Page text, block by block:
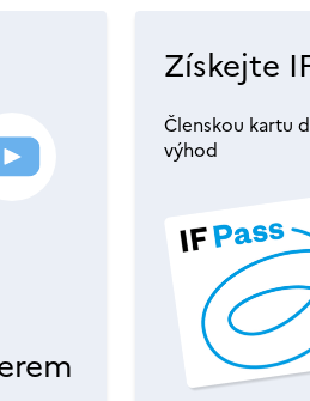
Získejte
Členskou kartu
výhod